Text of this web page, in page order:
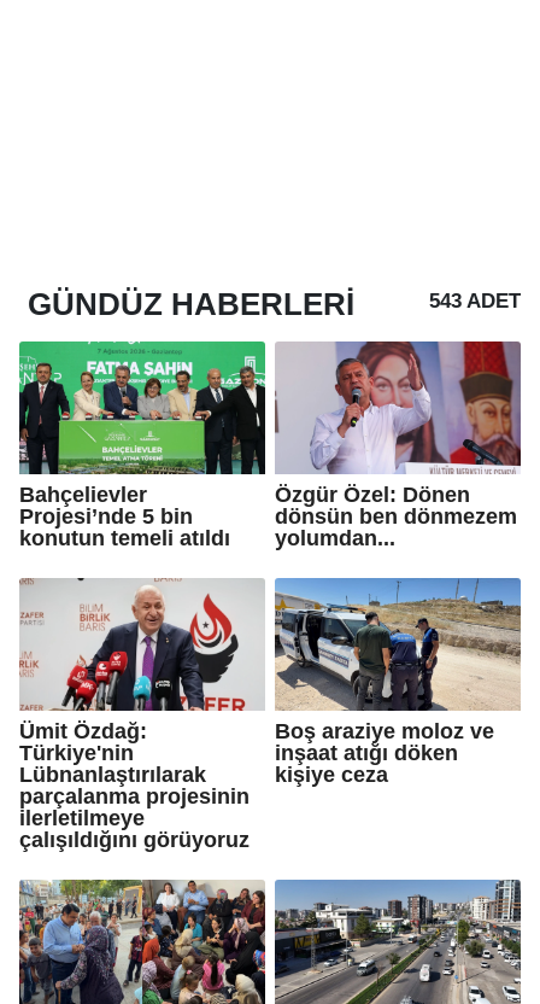
GÜNDÜZ HABERLERI 543 ADET
Bahçelievler
Projesi’nde 5 bin
konutun temeli atıldı
Özgür Özel: Dönen
dönsün ben dönmezem
yolumdan...
Ümit Özdağ:
Türkiye'nin
Lübnanlaştırılarak
parçalanma projesinin
ilerletilmeye
çalışıldığını görüyoruz
Boş araziye moloz ve
inşaat atığı döken
kişiye ceza